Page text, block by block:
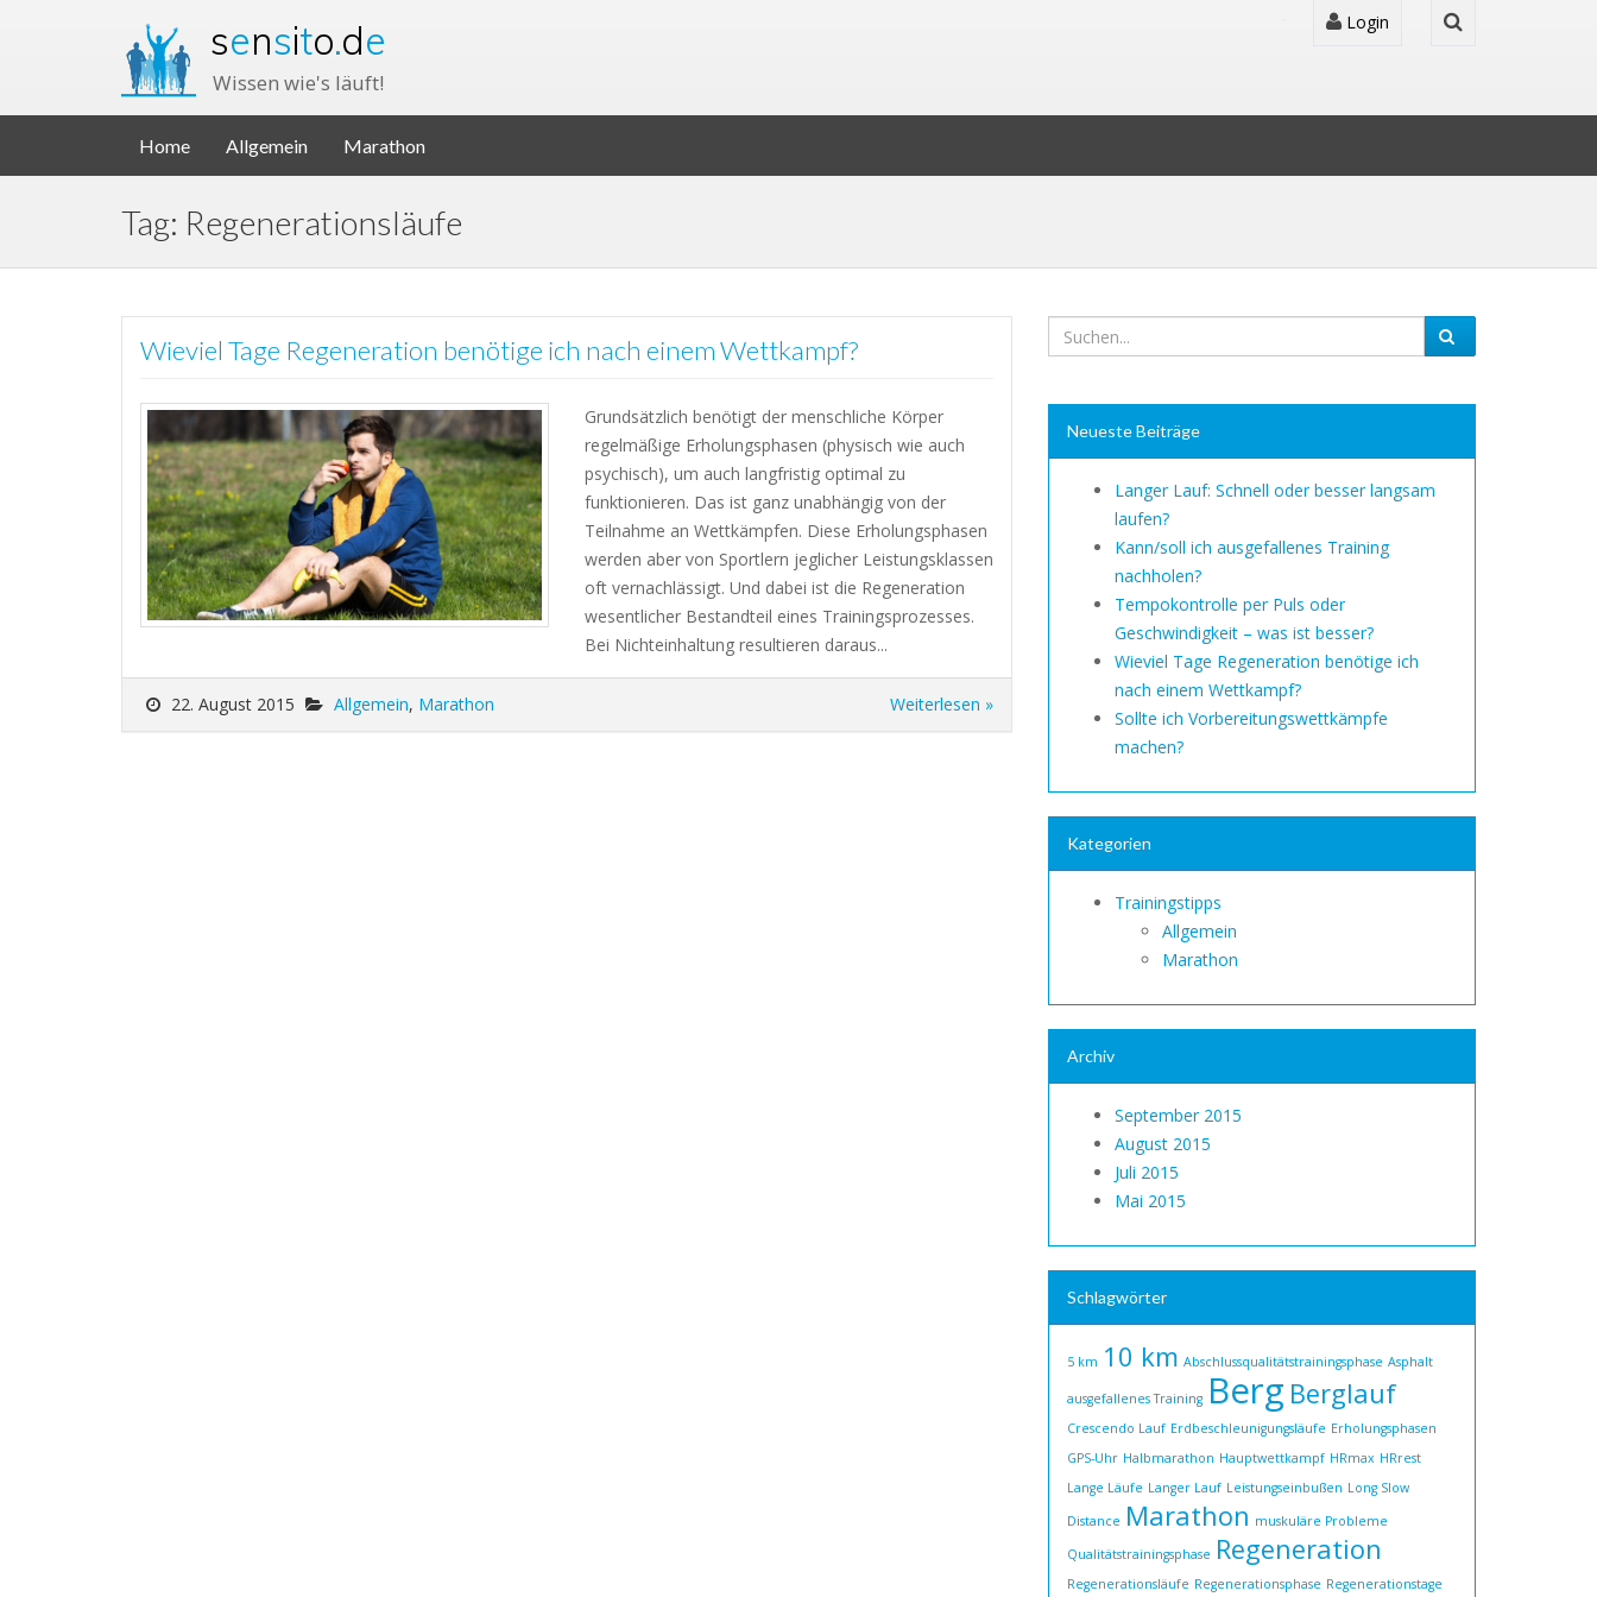
sensito.de
Wissen wie's läuft!
Login
Home Allgemein Marathon
Tag: Regenerationsläufe
Wieviel Tage Regeneration benötige ich nach einem Wettkampf?
Grundsätzlich benötigt der menschliche Körper
regelmäßige Erholungsphasen (physisch wie auch
psychisch), um auch langfristig optimal zu
funktionieren. Das ist ganz unabhängig von der
Teilnahme an Wettkämpfen. Diese Erholungsphasen
werden aber von Sportlern jeglicher Leistungsklassen
oft vernachlässigt. Und dabei ist die Regeneration
wesentlicher Bestandteil eines Trainingsprozesses.
Bei Nichteinhaltung resultieren daraus...
22. August 2015 Allgemein, Marathon Weiterlesen »
Neueste Beiträge
Langer Lauf: Schnell oder besser langsam
laufen?
Kann/soll ich ausgefallenes Training
nachholen?
Tempokontrolle per Puls oder
Geschwindigkeit – was ist besser?
Wieviel Tage Regeneration benötige ich
nach einem Wettkampf?
Sollte ich Vorbereitungswettkämpfe
machen?
Kategorien
Trainingstipps
Allgemein
Marathon
Archiv
September 2015
August 2015
Juli 2015
Mai 2015
Schlagwörter
5 km 10 km Abschlussqualitätstrainingsphase Asphalt
ausgefallenes Training Berg Berglauf
Crescendo Lauf Erdbeschleunigungsläufe Erholungsphasen
GPS-Uhr Halbmarathon Hauptwettkampf HRmax HRrest
Lange Läufe Langer Lauf Leistungseinbußen Long Slow
Distance Marathon muskuläre Probleme
Qualitätstrainingsphase Regeneration
Regenerationsläufe Regenerationsphase Regenerationstage